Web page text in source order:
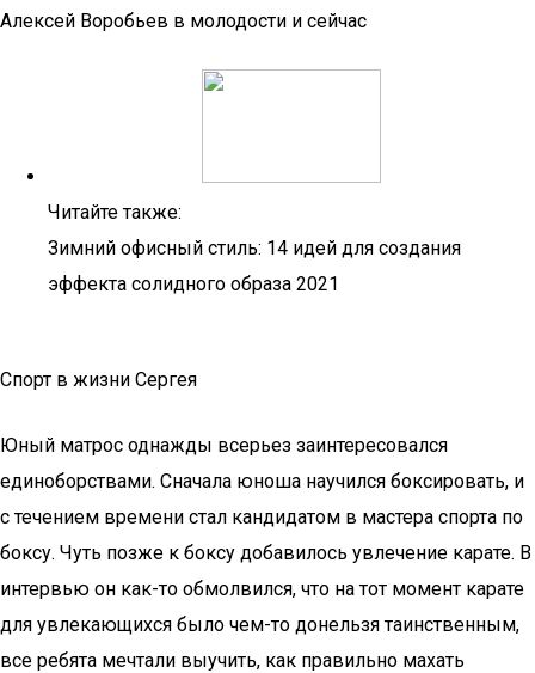
Алексей Воробьев в молодости и сейчас
Читайте также:
Зимний офисный стиль: 14 идей для создания
эффекта солидного образа 2021
Спорт в жизни Сергея
Юный матрос однажды всерьез заинтересовался
единоборствами. Сначала юноша научился боксировать, и
с течением времени стал кандидатом в мастера спорта по
боксу. Чуть позже к боксу добавилось увлечение карате. В
интервью он как-то обмолвился, что на тот момент карате
для увлекающихся было чем-то донельзя таинственным,
все ребята мечтали выучить, как правильно махать